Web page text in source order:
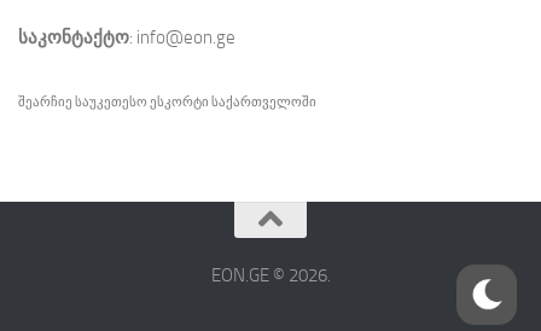
საკონტაქტო: info@eon.ge
შეარჩიე საუკეთესო ესკორტი საქართველოში
EON.GE © 2026.